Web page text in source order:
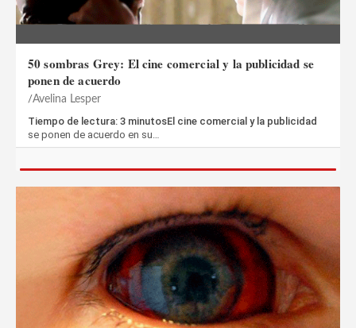
50 sombras Grey: El cine comercial y la publicidad se
ponen de acuerdo
Avelina Lesper
Tiempo de lectura: 3 minutosEl cine comercial y la publicidad
se ponen de acuerdo en su…